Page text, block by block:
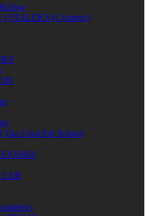
STALEKS (Сталекс)
Too Cool For School
LAB